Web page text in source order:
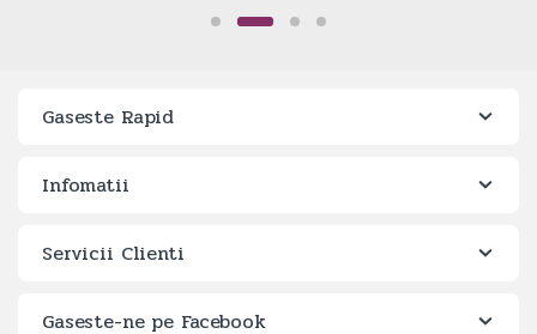
Gaseste Rapid
Infomatii
Servicii Clienti
Gaseste-ne pe Facebook